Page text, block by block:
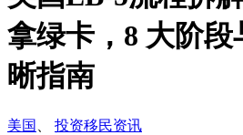
拿绿卡，8 大阶
晰指南
美国
投资移民资讯